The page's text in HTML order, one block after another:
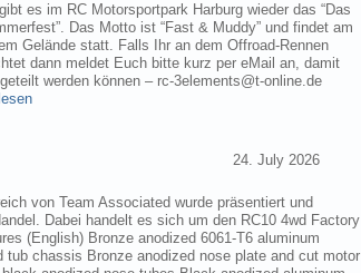
es im RC Motorsportpark Harburg wieder das “Das
Das Motto ist “Fast & Muddy” und findet am
Gelände statt. Falls Ihr an dem Offroad-Rennen
dann meldet Euch bitte kurz per eMail an, damit
werden können – rc-3elements@t-online.de
24. July 2026
von Team Associated wurde präsentiert und
Dabei handelt es sich um den RC10 4wd Factory
(English) Bronze anodized 6061-T6 aluminum
tub chassis Bronze anodized nose plate and cut motor